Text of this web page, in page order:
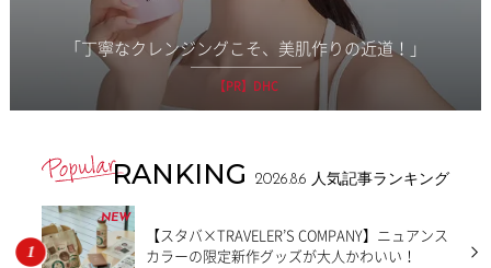
「丁寧なクレンジングこそ、美肌作りの近道！」
【PR】DHC
RANKING 2026.8.6 人気記事ランキング
NEW
【スタバ×TRAVELER’S COMPANY】ニュアンス
カラーの限定新作グッズが大人かわいい！